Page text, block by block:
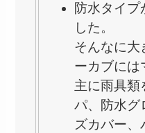
防水タイプ
した。
そんなに大
ーカブには
主に雨具類
パ、防水グ
ズカバー、